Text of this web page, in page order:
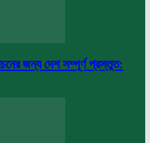
জন্য দেশ সম্পূর্ণ প্রস্তুত: